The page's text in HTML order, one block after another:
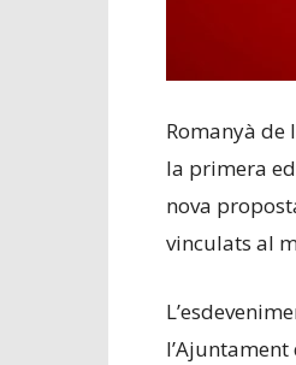
Romanyà de
la primera
nova
vinculats al
l’Ajuntament